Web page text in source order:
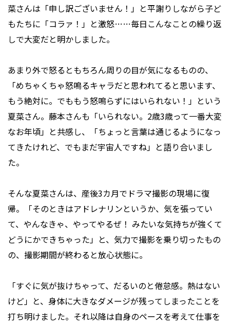
菜さんは「申し訳ございません！」と平謝りしながら子ど
もたちに「コラァ！」と激怒……毎日こんなことの繰り返
しで大変だと明かしました。
あまり外で怒るともちろん周りの目が気になるものの、
「めちゃくちゃ怒鳴るキャラだと思われてると思います、
もう絶対に。でももう怒鳴らずにはいられない！」という
夏菜さん。藤本さんも「いられない。2歳3歳って一番大変
なお年頃」と共感し、「ちょっと言葉は通じるようになっ
てきたけれど、でもまだ宇宙人ですね」と語り合いまし
た。
そんな夏菜さんは、産後3カ月でドラマ撮影の現場に復
帰。「そのときはアドレナリンというか、気を張ってい
て、やんなきゃ、やってやるぜ！ みたいな気持ちが強くて
どうにかできちゃった」と、気力で撮影を乗り切ったもの
の、撮影期間が終わると放心状態に。
「すぐに気が抜けちゃって、だるいのと倦怠感。熱はない
けど」と、身体に大きなダメージが残ってしまったことを
打ち明けました。それ以降は自身のペースを考えて仕事を